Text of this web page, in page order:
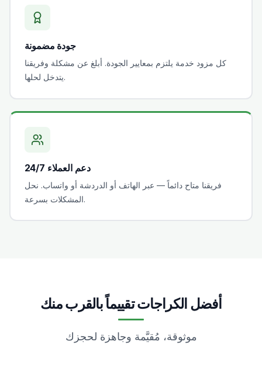
جودة مضمونة
كل مزود خدمة يلتزم بمعايير الجودة. أبلغ عن مشكلة وفريقنا
يتدخل لحلها.
دعم العملاء 24/7
فريقنا متاح دائماً — عبر الهاتف أو الدردشة أو واتساب. نحل
المشكلات بسرعة.
أفضل الكراجات تقييماً بالقرب منك
موثوقة، مُقيَّمة وجاهزة لحجزك